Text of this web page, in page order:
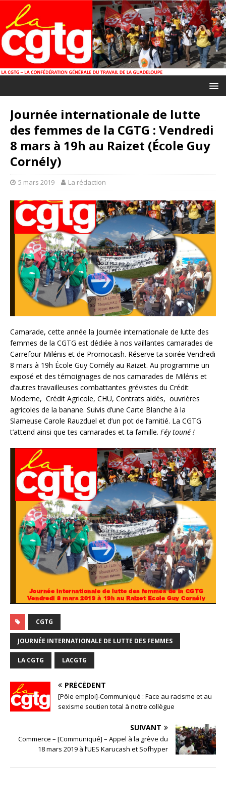
Journée internationale de lutte
des femmes de la CGTG : Vendredi
8 mars à 19h au Raizet (École Guy
Cornély)
5 mars 2019 La rédaction
Camarade, cette année la Journée internationale de lutte des
femmes de la CGTG est dédiée à nos vaillantes camarades de
Carrefour Milénis et de Promocash. Réserve ta soirée Vendredi
8 mars à 19h École Guy Cornély au Raizet. Au programme un
exposé et des témoignages de nos camarades de Milénis et
d’autres travailleuses combattantes grévistes du Crédit
Moderne, Crédit Agricole, CHU, Contrats aidés, ouvrières
agricoles de la banane. Suivis d’une Carte Blanche à la
Slameuse Carole Rauzduel et d’un pot de l’amitié. La CGTG
t’attend ainsi que tes camarades et ta famille. Féy touné !
CGTG
JOURNÉE INTERNATIONALE DE LUTTE DES FEMMES
LA CGTG LACGTG
PRÉCÉDENT
[Pôle emploi]-Communiqué : Face au racisme et au
sexisme soutien total à notre collègue
SUIVANT
Commerce – [Communiqué] – Appel à la grève du
18 mars 2019 à l’UES Karucash et Sofhyper